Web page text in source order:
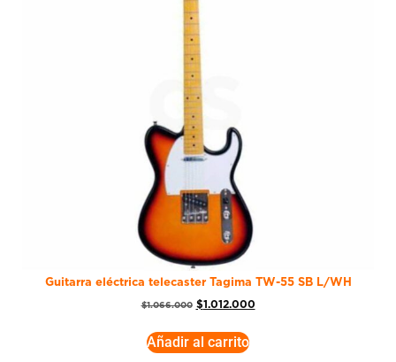
Guitarra eléctrica telecaster Tagima TW-55 SB L/WH
$1.066.000 $1.012.000
Añadir al carrito